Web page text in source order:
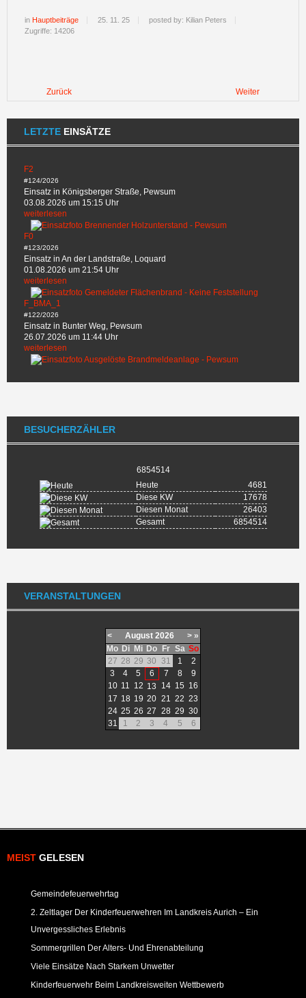
in Hauptbeiträge 25. 11. 25
posted by: Kilian Peters
Zugriffe: 14206
Zurück Weiter
LETZTE EINSÄTZE
F2
#124/2026
Einsatz in Königsberger Straße, Pewsum
03.08.2026 um 15:15 Uhr
weiterlesen
F0
#123/2026
Einsatz in An der Landstraße, Loquard
01.08.2026 um 21:54 Uhr
weiterlesen
F_BMA_1
#122/2026
Einsatz in Bunter Weg, Pewsum
26.07.2026 um 11:44 Uhr
weiterlesen
BESUCHERZÄHLER
6854514
Heute
4681
Diese KW
17678
Diesen Monat
26403
Gesamt
6854514
VERANSTALTUNGEN
< August 2026 > »
Mo Di Mi Do Fr Sa So
27 28 29 30 31 1
2
3
4 5 6 7 8
9
10 11 12 13 14 15 16
17 18 19 20 21 22 23
24 25 26 27 28 29 30
31
1 2 3 4 5 6
MEIST GELESEN
Gemeindefeuerwehrtag
2. Zeltlager Der Kinderfeuerwehren Im Landkreis Aurich – Ein
Unvergessliches Erlebnis
Sommergrillen Der Alters- Und Ehrenabteilung
Viele Einsätze Nach Starkem Unwetter
Kinderfeuerwehr Beim Landkreisweiten Wettbewerb